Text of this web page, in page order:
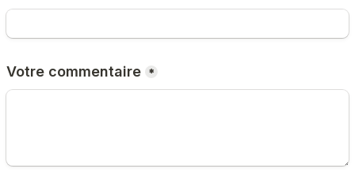
Votre commentaire *